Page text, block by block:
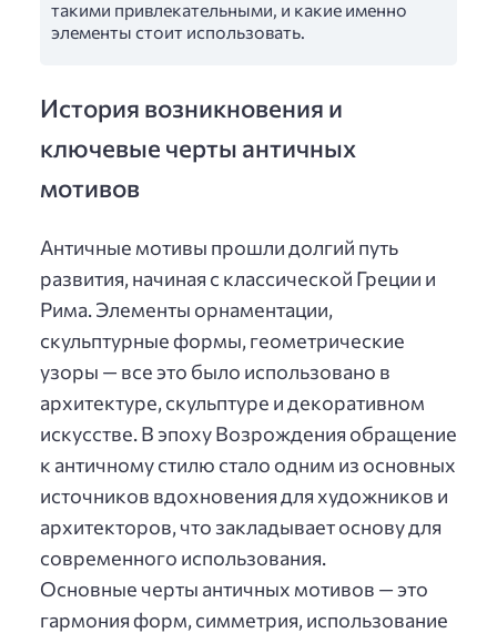
такими привлекательными, и какие именно
элементы стоит использовать.
История возникновения и
ключевые черты античных
мотивов
Античные мотивы прошли долгий путь
развития, начиная с классической Греции и
Рима. Элементы орнаментации,
скульптурные формы, геометрические
узоры — все это было использовано в
архитектуре, скульптуре и декоративном
искусстве. В эпоху Возрождения обращение
к античному стилю стало одним из основных
источников вдохновения для художников и
архитекторов, что закладывает основу для
современного использования.
Основные черты античных мотивов — это
гармония форм, симметрия, использование